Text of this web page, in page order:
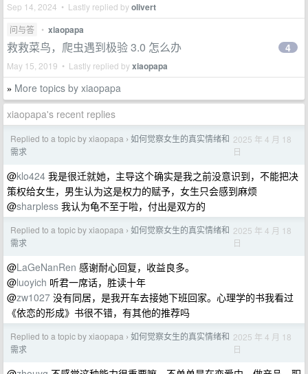
Sep 14, 2024 • Lastly replied byolivert
问与答 • xiaopapa
救救菜鸟，爬虫遇到极验 3.0 怎么办
May 15, 2019 • Lastly replied byxiaopapa
4
» More topics by xiaopapa
xiaopapa's recent replies
Replied to a topic by xiaopapa › 如何觉察女生的真实情绪和
需求
2025 年 4 月 18
日
@klo424 我是很迁就她，主导这个确实是我之前没意识到，不能把决
策权给女生，男生认为这是权力的赋予，女生只会感到麻烦
@sharpless 我认为龟不至于啦，付出是双方的
Replied to a topic by xiaopapa › 如何觉察女生的真实情绪和
需求
2025 年 4 月 18
日
@LaGeNanRen 感谢耐心回复，收益良多。
@luoyich 听君一席话，胜读十年
@zw1027 没有同居，是我开车去接她下班回家。心理学的书我看过
《依恋的形成》书很不错，有其他的推荐吗
Replied to a topic by xiaopapa › 如何觉察女生的真实情绪和
需求
2025 年 4 月 18
日